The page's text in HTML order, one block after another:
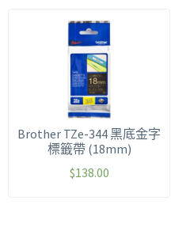
Brother TZe-344 黑底金字
標籤帶 (18mm)
$138.00